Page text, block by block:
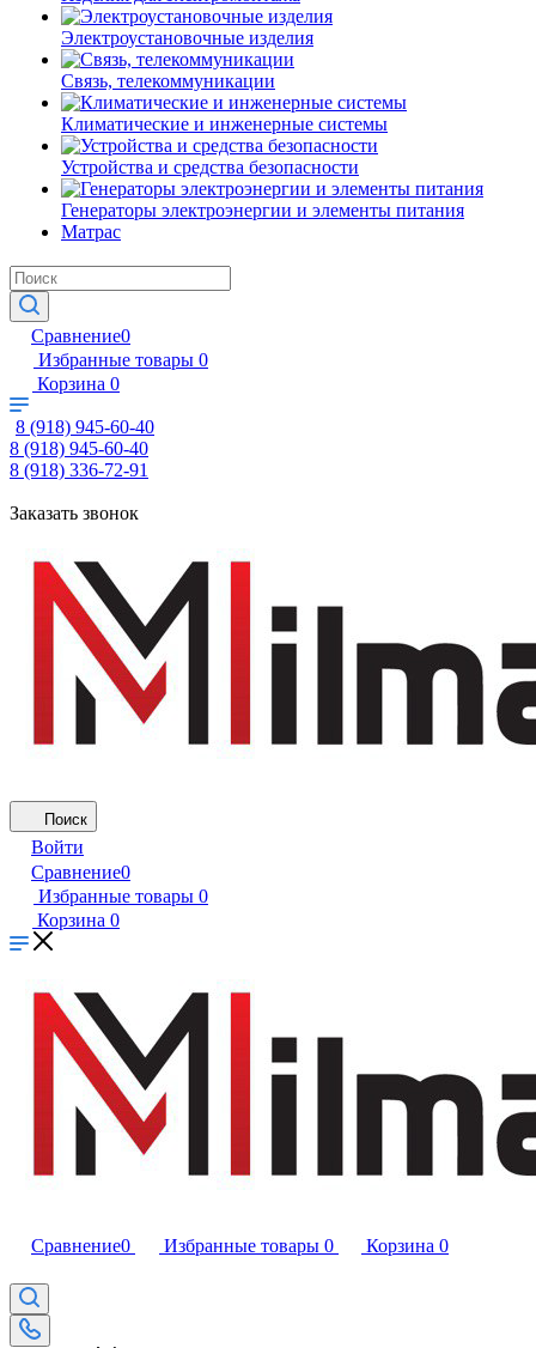
Электроустановочные изделия
Связь, телекоммуникации
Климатические и инженерные системы
Устройства и средства безопасности
Генераторы электроэнергии и элементы питания
Матрас
Сравнение0
Избранные товары 0
Корзина 0
8 (918) 945-60-40
8 (918) 945-60-40
8 (918) 336-72-91
Заказать звонок
Поиск
Войти
Сравнение0
Избранные товары 0
Корзина 0
Сравнение0 Избранные товары 0 Корзина 0